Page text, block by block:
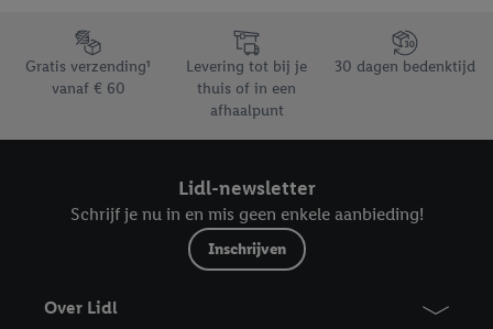
Footerelement met de verschillende USPs van Lidl.be
Gratis verzending¹
vanaf € 60
Levering tot bij je
thuis of in een
afhaalpunt
30 dagen bedenktijd
Lidl-newsletter
Schrijf je nu in en mis geen enkele aanbieding!
Inschrijven
Over Lidl
impressum hier.